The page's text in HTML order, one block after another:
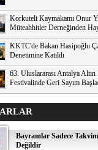
Korkuteli Kaymakamı Onur
Müteahhitler Derneğinden
KKTC'de Bakan Hasipoğlu
Denetimine Katıldı
63. Uluslararası Antalya
Festivalinde Geri Sayım
Bayramlar Sadece
Değildir